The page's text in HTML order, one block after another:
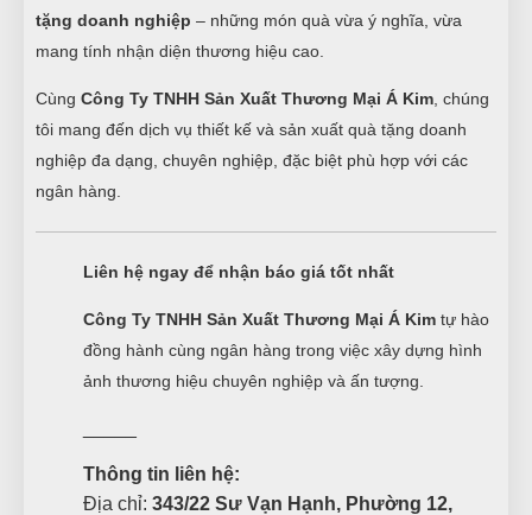
tặng doanh nghiệp – những món quà vừa ý nghĩa, vừa
mang tính nhận diện thương hiệu cao.
Cùng Công Ty TNHH Sản Xuất Thương Mại Á Kim , chúng
tôi mang đến dịch vụ thiết kế và sản xuất quà tặng doanh
nghiệp đa dạng, chuyên nghiệp, đặc biệt phù hợp với các
ngân hàng.
Liên hệ ngay để nhận báo giá tốt nhất
Công Ty TNHH Sản Xuất Thương Mại Á Kim tự hào
đồng hành cùng ngân hàng trong việc xây dựng hình
ảnh thương hiệu chuyên nghiệp và ấn tượng.
Thông tin liên hệ:
Địa chỉ: 343/22 Sư Vạn Hạnh, Phường 12,